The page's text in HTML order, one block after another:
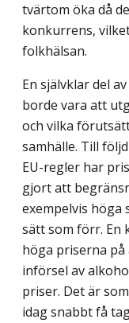
tvärtom öka då
konkurrens,
folkhälsan.
En självklar del
borde vara att
och vilka
samhälle. Till
EU-regler har
gjort att
exempelvis höga
sätt som förr. En
höga priserna
införsel av
priser. Det är
idag snabbt få